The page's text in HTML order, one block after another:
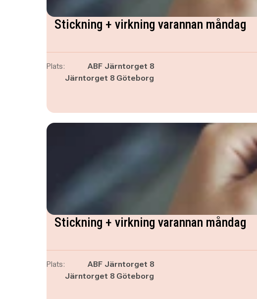
Stickning + virkning varannan måndag
Plats:
ABF Järntorget 8
Järntorget 8 Göteborg
Stickning + virkning varannan måndag
Plats:
ABF Järntorget 8
Järntorget 8 Göteborg